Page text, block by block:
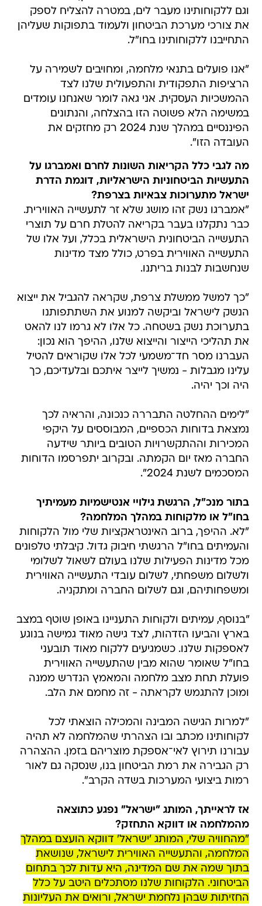
וגם ללקוחותינו מעבר לים, במטרה להצליח לספק
את צורכי מערכת הביטחון ולעמוד בתפוקות שעליהן
התחייבנו ללקוחותינו בחו"ל.
"אנו פועלים בתנאי מלחמה, ומחויבים לשמירה על
הרציפות התפקודית והתפעולית שלנו לצד
ההמשכיות העסקית. אני גאה לומר שאנחנו עומדים
במשימה הלא פשוטה הזו בהצלחה, והנתונים
הפיננסיים במהלך שנת 2024 רק מחזקים את
העובדה הזו".
מה לגבי כלל הקריאות השונות לחרם ואמברגו על
התעשיות הביטחוניות הישראליות, דוגמת הדרת
ישראל מתערוכות צבאיות בצרפת?
"אמברגו נשק זהו מושג שלא זר לתעשייה האווירית.
כבר נתקלנו בעבר בקריאה להטלת חרם על תוצרי
התעשייה הביטחונית הישראלית בכלל, ועל אלו של
התעשייה האווירית בפרט, כולל מצד מדינות
שנחשבות לבנות בריתנו.
"כך למשל ממשלת צרפת, שקראה להגביל את ייצוא
הנשק לישראל וביקשה למנוע את השתתפותנו
בתערוכת נשק בשטחה. כל אלו לא גרמו לנו להאט
את תהליכי הייצור והייצוא שלנו, ההיפך הוא נכון:
העברנו מסר חד־משמעי לכל אלו שקוראים להטיל
עלינו מגבלות - נמשיך לייצר איתכם ובלעדיכם, כך
היה וכך יהיה.
"לימים ההחלטה התבררה כנכונה, והראיה לכך
נמצאת בדוחות הכספיים, המבוססים על היקפי
המכירות וההתקשרויות הטובים ביותר שידעה
החברה מאז יום הקמתה. ובקרוב יתפרסמו הדוחות
המסכמים לשנת 2024".
בתור מנכ"ל, הרגשת גילויי אנטישמיות מעמיתיך
בחו"ל או מלקוחות במהלך המלחמה?
"לא. ההיפך, ברוב האינטראקציות שלי מול הלקוחות
והעמיתים בחו"ל הרגשתי חיבוק גדול. קיבלתי טלפונים
מכל מדינות הפעילות שלנו בעולם לשאול לשלומי
ולשלום משפחתי, לשלום עובדי התעשייה האווירית
ומשפחותיהם, וגם לשלום החברה ומתקניה.
"בנוסף, עמיתים ולקוחות התעניינו באופן שוטף במצב
בארץ והביעו הזדהות, לצד גישה מאוד גמישה בנוגע
לאספקות שלנו. כשמגיעים ללקוח מאוד תובעני
בחו"ל שאומר שהוא מבין שהתעשייה האווירית
פועלת תחת מצב מלחמה והמאמץ הנדרש ממנה
ומוכן להתגמש לקראתה - זה מחמם את הלב.
"למרות הגישה המבינה והמכילה הוצאתי לכל
לקוחותינו מכתב ובו הצהרתי שהמלחמה לא תהיה
עבורנו תירוץ לאי־אספקת מוצריהם בזמן. ההצהרה
רק הגבירה את רמת הביטחון בנו, שנסקה גם לאור
רמות ביצועי המערכות בשדה הקרב".
אז לראייתך, המותג "ישראל" נפגע כתוצאה
מהמלחמה או דווקא התחזק?
"מהחוויה שלי, המותג 'ישראל' דווקא הועצם במהלך
המלחמה, והתעשייה האווירית לישראל, שנושאת
בתוך שמה את שם המדינה, היא עדות לכך בתחום
הביטחוני. הלקוחות שלנו מסתכלים היטב על כלל
החזיתות שבהן נלחמת ישראל, ורואים את העליונות